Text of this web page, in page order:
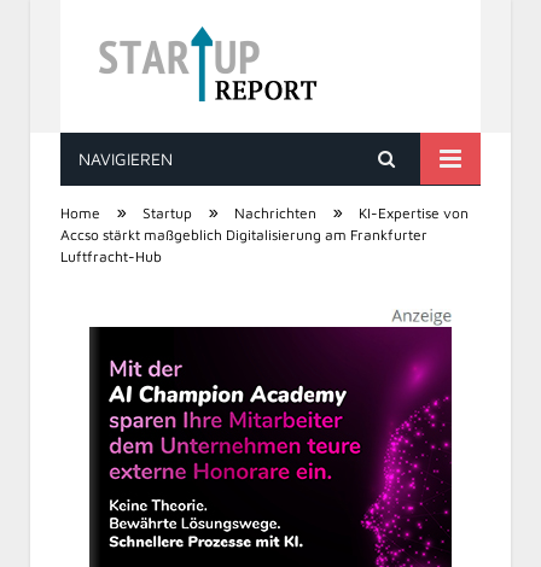
STARTUP REPORT
NAVIGIEREN
Home » Startup » Nachrichten »
KI-Expertise von
Accso stärkt maßgeblich Digitalisierung am Frankfurter
Luftfracht-Hub